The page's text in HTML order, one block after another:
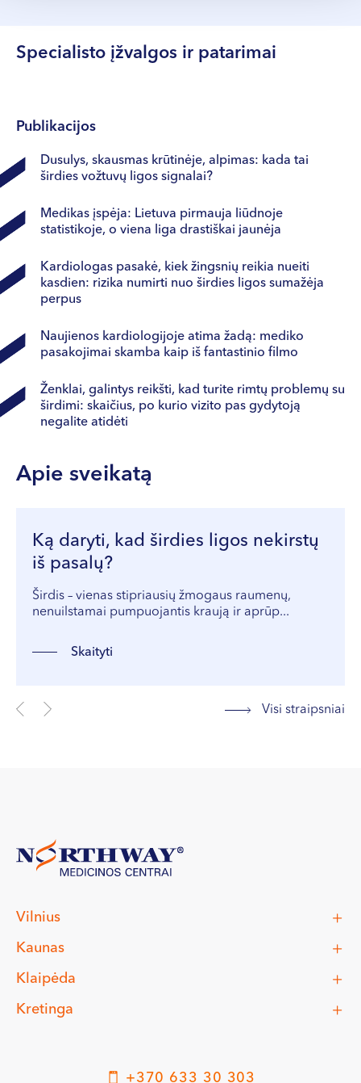
universitetinė ligoninė, Prevencinės sporto
medicinos ir sporto kardiologijos skyrius,
draugijos sporto kardiologijos kursai
nepakankamumo kongresas
2020–2024 m. konferencija „Lietuvos kardiologija“
kongresas
2023 m. Amsterdam UMC universitetinė ligoninė,
Sporto kardiologijos departamentas, Amsterdamas,
Nyderlandai
2017 m. Salzburger Landeskliniken klinikos,
Lietuvos kardiologų draugija
Specialisto įžvalgos ir patarimai
Publikacijos
Dusulys, skausmas krūtinėje, alpimas: kada tai
širdies vožtuvų ligos signalai?
Medikas įspėja: Lietuva pirmauja liūdnoje
statistikoje, o viena liga drastiškai jaunėja
Kardiologas pasakė, kiek žingsnių reikia nueiti
kasdien: rizika numirti nuo širdies ligos sumažėja
perpus
Naujienos kardiologijoje atima žadą: mediko
pasakojimai skamba kaip iš fantastinio filmo
Ženklai, galintys reikšti, kad turite rimtų problemų su
širdimi: skaičius, po kurio vizito pas gydytoją
negalite atidėti
Apie sveikatą
Ką daryti, kad širdies ligos nekirstų
iš pasalų?
Širdis – vienas stipriausių žmogaus raumenų,
nenuilstamai pumpuojantis kraują ir aprūp...
Skaityti
Visi straipsniai
Vilnius
Kaunas
Klaipėda
Kretinga
+370 633 30 303